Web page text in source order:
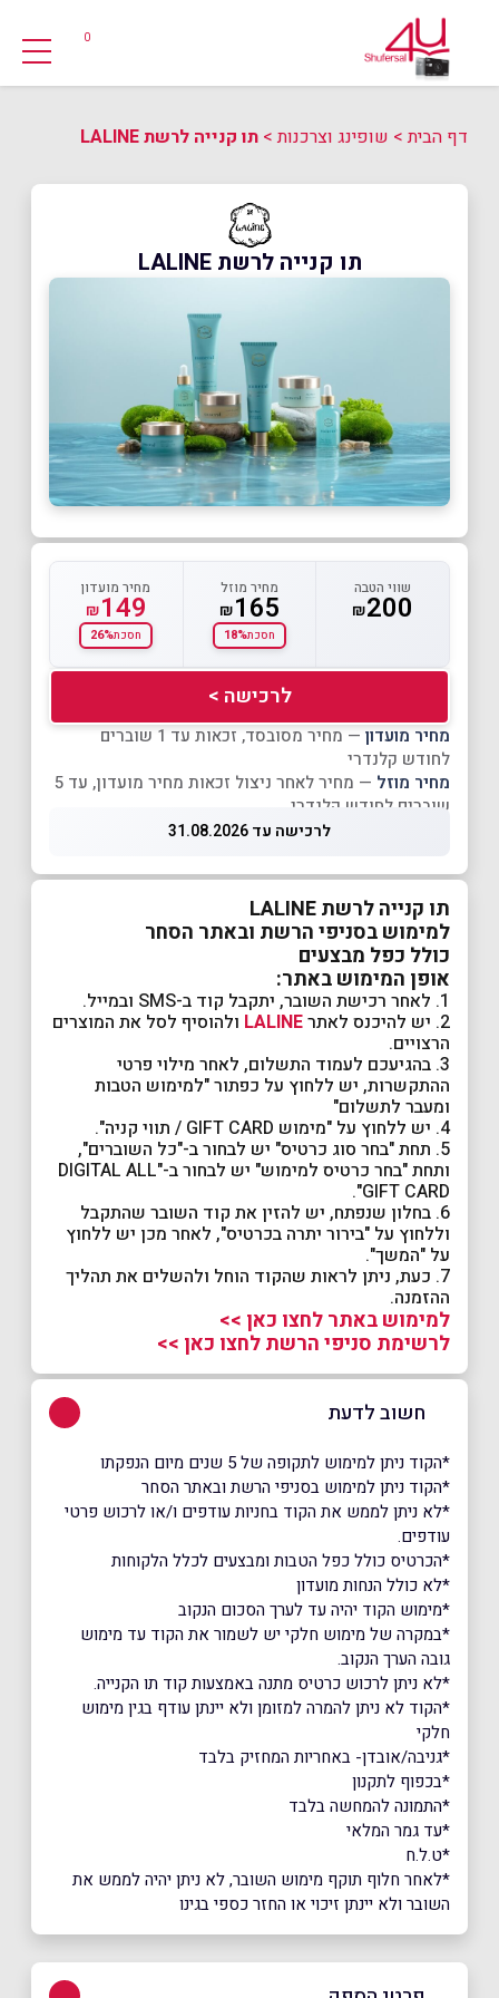
0
דף הבית> שופינג וצרכנות> תו קנייה לרשת LALINE
תו קנייה לרשת LALINE
שווי הטבה
₪200
מחיר מוזל
₪165
חסכת18%
מחיר מועדון
₪149
חסכת26%
לרכישה >
מחיר מועדון
— מחיר מסובסד, זכאות עד 1 שוברים
לחודש קלנדרי
מחיר מוזל
— מחיר לאחר ניצול זכאות מחיר מועדון, עד 5
שוברים לחודש קלנדרי
לרכישה עד 31.08.2026
תו קנייה לרשת LALINE
למימוש בסניפי הרשת ובאתר הסחר
כולל כפל מבצעים
אופן המימוש באתר:
1. לאחר רכישת השובר, יתקבל קוד ב-SMS ובמייל.
2. יש להיכנס לאתר LALINE ולהוסיף לסל את המוצרים
הרצויים.
3. בהגיעכם לעמוד התשלום, לאחר מילוי פרטי
ההתקשרות, יש ללחוץ על כפתור "למימוש הטבות
ומעבר לתשלום"
4. יש ללחוץ על "מימוש GIFT CARD / תווי קניה".
5. תחת "בחר סוג כרטיס" יש לבחור ב-"כל השוברים",
ותחת "בחר כרטיס למימוש" יש לבחור ב-"DIGITAL ALL
GIFT CARD".
6. בחלון שנפתח, יש להזין את קוד השובר שהתקבל
וללחוץ על "בירור יתרה בכרטיס", לאחר מכן יש ללחוץ
על "המשך".
7. כעת, ניתן לראות שהקוד הוחל ולהשלים את תהליך
ההזמנה.
למימוש באתר לחצו כאן >>
לרשימת סניפי הרשת לחצו כאן >>
חשוב לדעת
*הקוד ניתן למימוש לתקופה של 5 שנים מיום הנפקתו
*הקוד ניתן למימוש בסניפי הרשת ובאתר הסחר
*לא ניתן לממש את הקוד בחניות עודפים ו/או לרכוש פרטי
עודפים.
*הכרטיס כולל כפל הטבות ומבצעים לכלל הלקוחות
*לא כולל הנחות מועדון
*מימוש הקוד יהיה עד לערך הסכום הנקוב
*במקרה של מימוש חלקי יש לשמור את הקוד עד מימוש
גובה הערך הנקוב.
*לא ניתן לרכוש כרטיס מתנה באמצעות קוד תו הקנייה.
*הקוד לא ניתן להמרה למזומן ולא יינתן עודף בגין מימוש
חלקי
*גניבה/אובדן- באחריות המחזיק בלבד
*בכפוף לתקנון
*התמונה להמחשה בלבד
*עד גמר המלאי
*ט.ל.ח
*לאחר חלוף תוקף מימוש השובר, לא ניתן יהיה לממש את
השובר ולא יינתן זיכוי או החזר כספי בגינו